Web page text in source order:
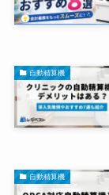
自動精算機
自動精算機